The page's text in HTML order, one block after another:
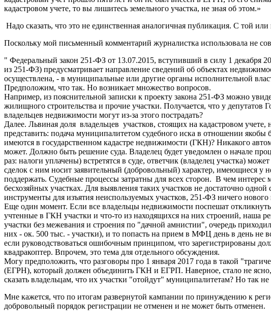
кадастровом учете, то вы лишитесь земельного участка, не зная об этом.»
Надо сказать, что это не единственная аналогичная публикация. С той
Поскольку мой письменный комментарий журналистка использовала не
" Федеральный закон 251-ФЗ от 13.07.2015, вступивший в силу 1 декабря
из 251-ФЗ) предусматривает направление сведений об объектах
осуществлена, - в муниципальные или другие органы исполнительной
Предположим, что так. Но возникает множество вопросов.
Например, из пояснительной записки к проекту закона 251-ФЗ можно
жилищного строительства и прочие участки. Получается, что у
владельцев недвижимости могут из-за этого пострадать?
Далее. Львиная доля владельцев участков, стоящих на кадастровом
представить: подача муниципалитетом судебного иска в отношении якобы
имеются в государственном кадастре недвижимости (ГКН)? Никакого
может. Должно быть решение суда. Владелец будет уведомлен о начале
раз: налоги уплачены) встретятся в суде, ответчик (владелец участка)
сделок с ним носит заявительный (добровольный) характер, имеющиеся у
поддержать. Судебные процессы затратны для всех сторон. В чем
бесхозяйных участках. Для выявления таких участков не достаточно
инструменты для изъятия неиспользуемых участков, 251-ФЗ ничего нового
Еще один момент. Если все владельцы недвижимости поспешат
учтенные в ГКН участки и что-то из находящихся на них строений, наша
участки без межевания и строения по "дачной амнистии", очередь
них - ок. 500 тыс. - участки), и то попасть на прием в МФЦ день в день не
если руководствоваться ошибочным принципом, что зарегистрированы
квадракоптер. Впрочем, это тема для отдельного обсуждения.
Могу предположить, что разговоры про 1 января 2017 года в такой
(ЕГРН), который должен объединить ГКН и ЕГРП. Наверное, стало не
сказать владельцам, что их участки "отойдут" муниципалитетам? Но так не
Мне кажется, что по итогам развернутой кампании по принуждению к
добровольный порядок регистрации не отменен и не может быть отменен.